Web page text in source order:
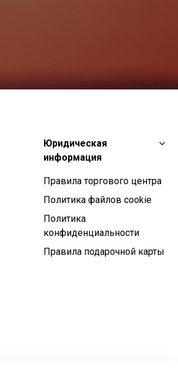
Юридическая
информация
Правила торгового центра
Политика файлов cookie
Политика
конфиденциальности
Правила подарочной карты